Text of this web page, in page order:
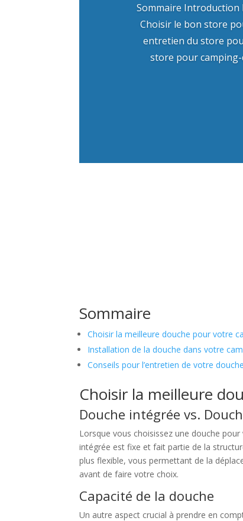
Sommaire Introduction
Choisir le bon store
entretien du store
store pour camping-
Sommaire
Choisir la meilleure douche pour votre
Installation de la douche dans votre
Conseils pour l’entretien de votre
Choisir la meilleure
Douche intégrée vs.
Lorsque vous choisissez une douche
intégrée est fixe et fait partie de la
plus flexible, vous permettant de la
avant de faire votre choix.
Capacité de la douche
Un autre aspect crucial à prendre en